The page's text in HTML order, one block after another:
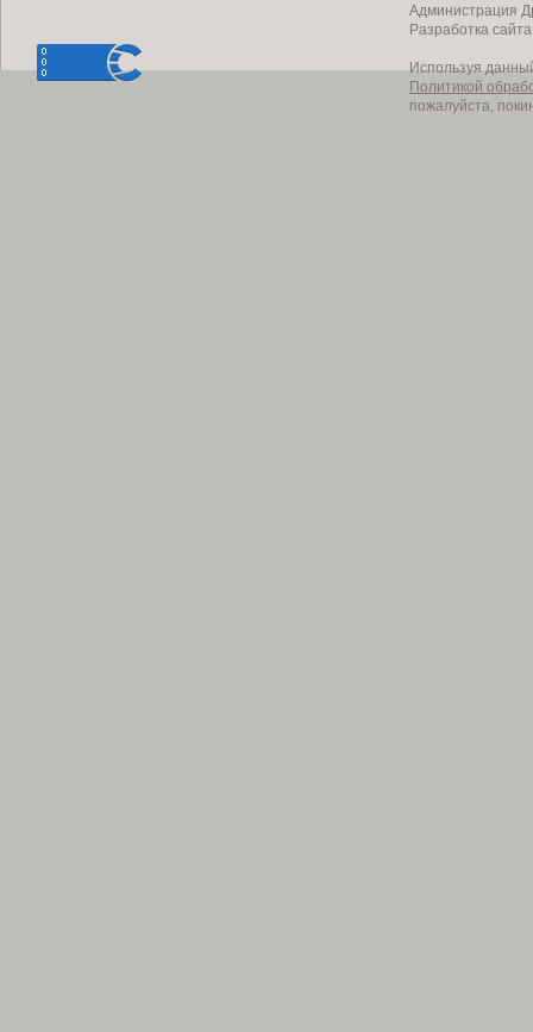
Администрация
Разработка
Используя
Политикой
пожалуйста,